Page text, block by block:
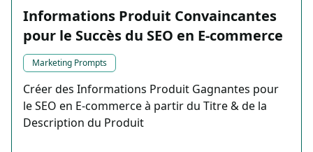
Informations Produit Convaincantes
pour le Succès du SEO en E-commerce
Marketing Prompts
Créer des Informations Produit Gagnantes pour
le SEO en E-commerce à partir du Titre & de la
Description du Produit